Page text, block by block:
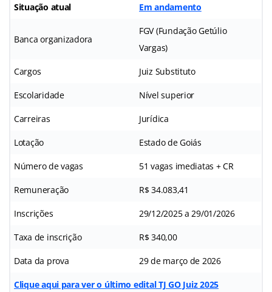
Situação atual Em andamento
Banca organizadora
FGV (Fundação Getúlio
Vargas)
Cargos Juiz Substituto
Escolaridade Nível superior
Carreiras Jurídica
Lotação Estado de Goiás
Número de vagas 51 vagas imediatas + CR
Remuneração R$ 34.083,41
Inscrições 29/12/2025 a 29/01/2026
Taxa de inscrição R$ 340,00
Data da prova 29 de março de 2026
Clique aqui para ver o último edital TJ GO Juiz 2025